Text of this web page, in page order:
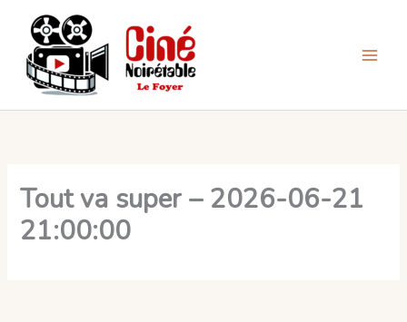
contenu
Tout va super – 2026-06-21
21:00:00